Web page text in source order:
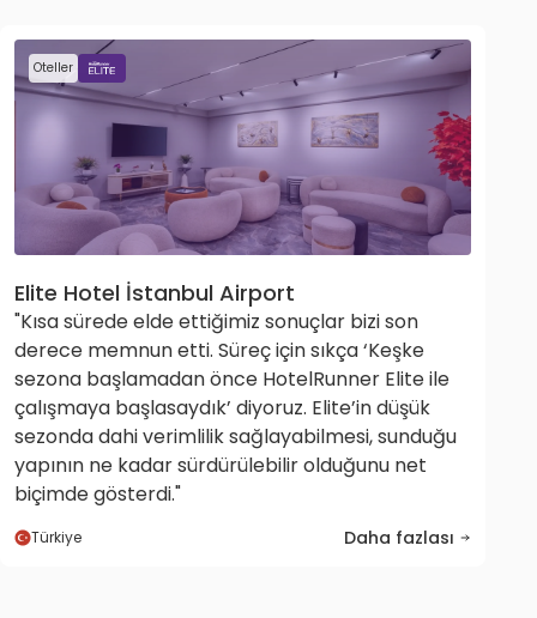
Oteller
Elite Hotel İstanbul Airport
"Kısa sürede elde ettiğimiz sonuçlar bizi son
derece memnun etti. Süreç için sıkça ‘Keşke
sezona başlamadan önce HotelRunner Elite ile
çalışmaya başlasaydık’ diyoruz. Elite’in düşük
sezonda dahi verimlilik sağlayabilmesi, sunduğu
yapının ne kadar sürdürülebilir olduğunu net
biçimde gösterdi."
Türkiye Daha fazlası